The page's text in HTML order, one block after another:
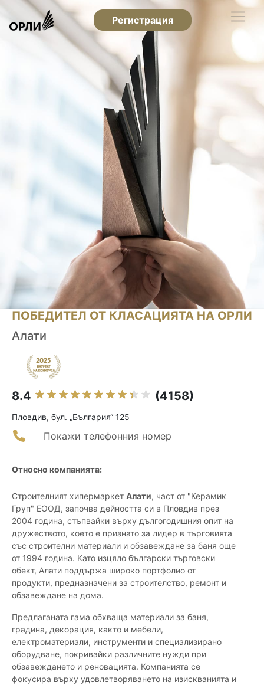
Регистрация
ПОБЕДИТЕЛ ОТ КЛАСАЦИЯТА НА ОРЛИ
Алати
8.4 (4158)
Пловдив, бул. „България“ 125
Покажи телефонния номер
Относно компанията:
Строителният хипермаркет Алати, част от "Керамик
Груп" ЕООД, започва дейността си в Пловдив през
2004 година, стъпвайки върху дългогодишния опит на
дружеството, което е признато за лидер в търговията
със строителни материали и обзавеждане за баня още
от 1994 година. Като изцяло български търговски
обект, Алати поддържа широко портфолио от
продукти, предназначени за строителство, ремонт и
обзавеждане на дома.
Предлаганата гама обхваща материали за баня,
градина, декорация, както и мебели,
електроматериали, инструменти и специализирано
оборудване, покривайки различните нужди при
обзавеждането и реновацията. Компанията се
фокусира върху удовлетворяването на изискванията и